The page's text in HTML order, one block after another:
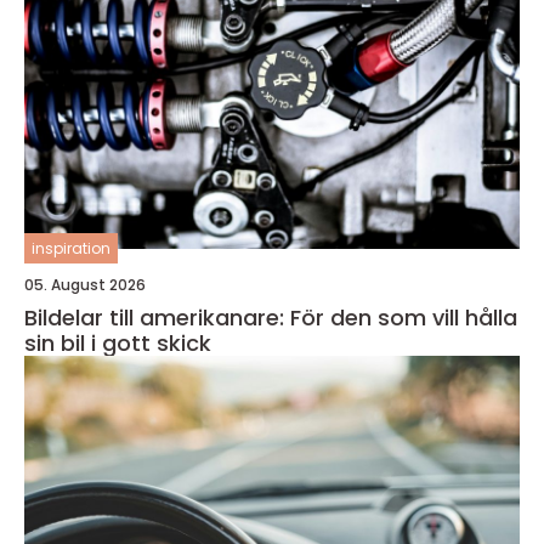
inspiration
05. August 2026
Bildelar till amerikanare: För den som vill hålla
sin bil i gott skick